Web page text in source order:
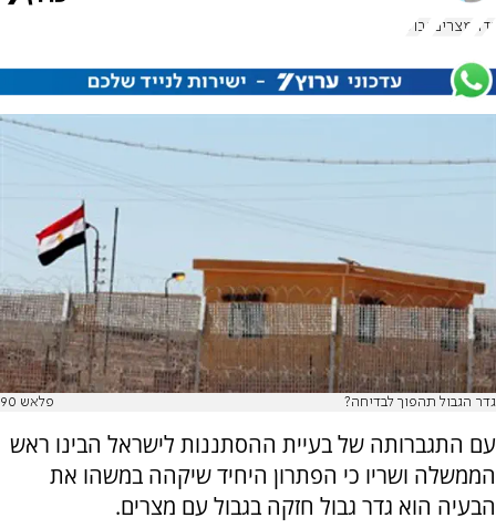
גדר מצרים גבול
גדר הגבול תהפוך לבדיחה? פלאש 90
עם התגברותה של בעיית ההסתננות לישראל הבינו ראש
הממשלה ושריו כי הפתרון היחיד שיקהה במשהו את
הבעיה הוא גדר גבול חזקה בגבול עם מצרים.